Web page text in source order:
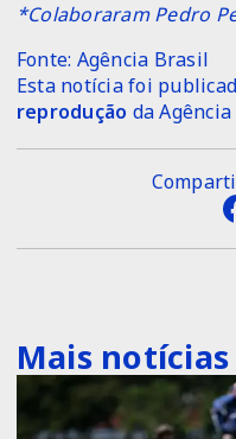
*Colaboraram Pedro
Fonte: Agência Brasil
Esta notícia foi
reprodução da
Mais notícias